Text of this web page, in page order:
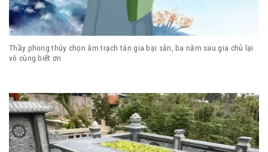
Thầy phong thủy chọn âm trạch tán gia bại sản, ba năm sau gia chủ lại
vô cùng biết ơn